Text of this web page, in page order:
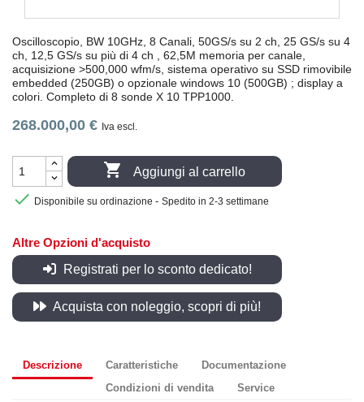
Oscilloscopio, BW 10GHz, 8 Canali, 50GS/s su 2 ch, 25 GS/s su 4
ch, 12,5 GS/s su più di 4 ch , 62,5M memoria per canale,
acquisizione >500,000 wfm/s, sistema operativo su SSD rimovibile
embedded (250GB) o opzionale windows 10 (500GB) ; display a
colori. Completo di 8 sonde X 10 TPP1000.
268.000,00 € Iva escl.
 Aggiungi al carrello
 Disponibile su ordinazione - Spedito in 2-3 settimane
Altre Opzioni d'acquisto
Registrati per lo sconto dedicato!
Acquista con noleggio, scopri di più!
Descrizione Caratteristiche
Documentazione
Condizioni di vendita
Service